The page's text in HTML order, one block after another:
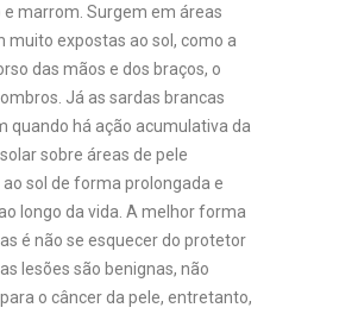
e marrom. Surgem em áreas
muito expostas ao sol, como a
das mãos e dos braços, o
Já as sardas brancas
quando há ação acumulativa da
sobre áreas de pele
sol de forma prolongada e
longo da vida. A melhor forma
é não se esquecer do protetor
lesões são benignas, não
o câncer da pele, entretanto,